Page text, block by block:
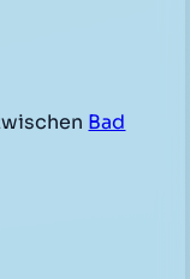
Bad